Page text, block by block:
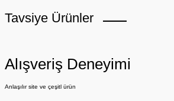
Tavsiye Ürünler
Alışveriş Deneyimi
Anlaşılır site ve çeşitl ürün